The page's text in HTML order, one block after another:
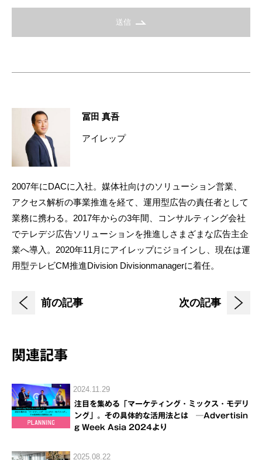
送信
冨田 真吾
アイレップ
2007年にDACに入社。媒体社向けのソリューション営業、
アクセス解析の事業推進を経て、運用型広告の責任者として
業務に携わる。2017年からの3年間、コンサルティング会社
でテレデジ広告ソリューションを推進しさまざまな広告主企
業へ導入。2020年11月にアイレップにジョインし、現在は運
用型テレビCM推進Division Divisionmanagerに着任。
前の記事 次の記事
関連記事
2024.11.29
注目を集める「マーケティング・ミックス・モデリ
ング」。その具体的な活用法とは ─Advertisin
g Week Asia 2024より
2025.08.22